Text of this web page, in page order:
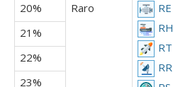
20%
Raro
RE
RH
RT
RR
21%
22%
23%